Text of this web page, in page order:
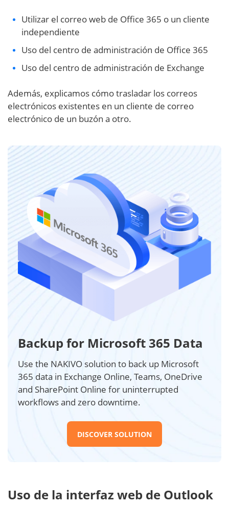
Utilizar el correo web de Office 365 o un cliente
independiente
Uso del centro de administración de Office 365
Uso del centro de administración de Exchange
Además, explicamos cómo trasladar los correos
electrónicos existentes en un cliente de correo
electrónico de un buzón a otro.
Backup for Microsoft 365 Data
Use the NAKIVO solution to back up Microsoft
365 data in Exchange Online, Teams, OneDrive
and SharePoint Online for uninterrupted
workflows and zero downtime.
DISCOVER SOLUTION
Uso de la interfaz web de Outlook